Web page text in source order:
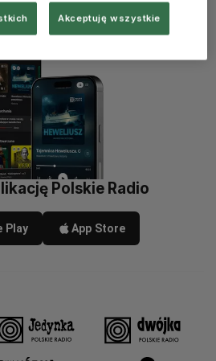
Polskie Radio
Play App Store
Akceptuję wszystkie